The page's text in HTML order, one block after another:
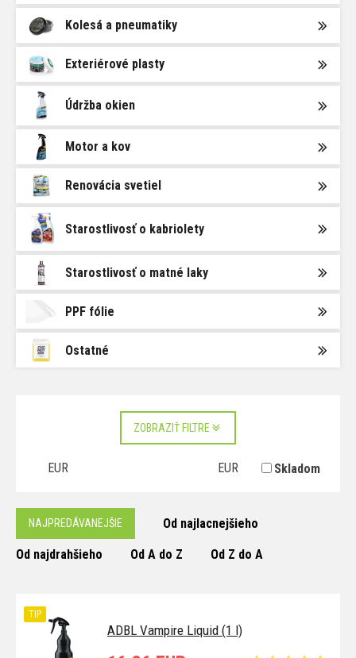
Kolesá a pneumatiky
Exteriérové plasty
Údržba okien
Motor a kov
Renovácia svetiel
Starostlivosť o kabriolety
Starostlivosť o matné laky
PPF fólie
Ostatné
ZOBRAZIŤ FILTRE
EUR EUR Skladom
NAJPREDÁVANEJŠIE Od najlacnejšieho
Od najdrahšieho Od A do Z Od Z do A
ADBL Vampire Liquid (1 l)
TIP